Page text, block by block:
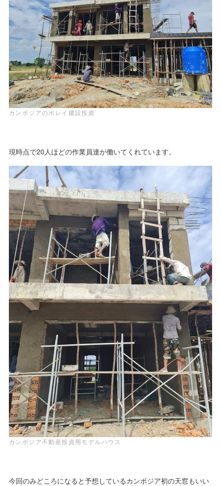
カンボジアのボレイ建設投資
現時点で20人ほどの作業員達が働いてくれています。
カンボジア不動産投資用モデルハウス
今回のみどころになると予想しているカンボジア初の天窓もいい